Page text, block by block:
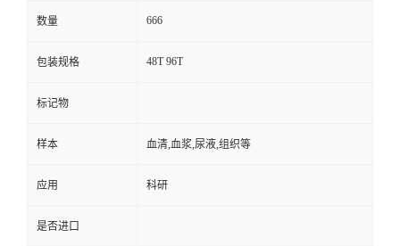
数量 666
包装规格 48T 96T
标记物
样本 血清,血浆,尿液,组织等
应用 科研
是否进口